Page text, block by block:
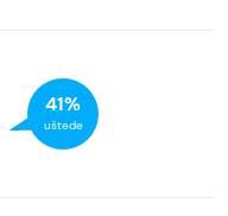
41%
uštede